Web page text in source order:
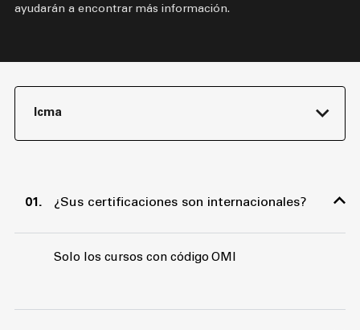
ayudarán a encontrar más información.
Icma
01. ¿Sus certificaciones son internacionales?
Solo los cursos con código OMI